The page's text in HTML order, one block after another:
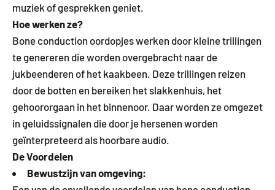
muziek of gesprekken geniet.
Hoe werken ze?
Bone conduction oordopjes werken door kleine trillingen
te genereren die worden overgebracht naar de
jukbeenderen of het kaakbeen. Deze trillingen reizen
door de botten en bereiken het slakkenhuis, het
gehoororgaan in het binnenoor. Daar worden ze omgezet
in geluidssignalen die door je hersenen worden
geïnterpreteerd als hoorbare audio.
De Voordelen
Bewustzijn van omgeving: